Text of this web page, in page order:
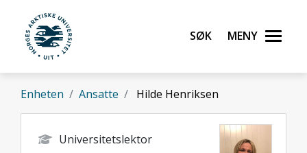
Gå til hovedinnhold
UiT Norges arktiske universitet
Søk Meny
Enheten Ansatte Hilde Henriksen
Universitetslektor